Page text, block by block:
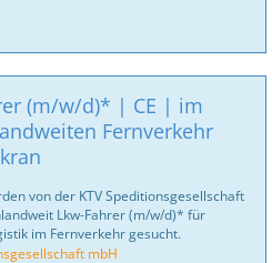
(m/w/d)* | CE | im
Fernverkehr
von der KTV Speditionsgesellschaft
Lkw-Fahrer (m/w/d)* für
im Fernverkehr gesucht.
mbH